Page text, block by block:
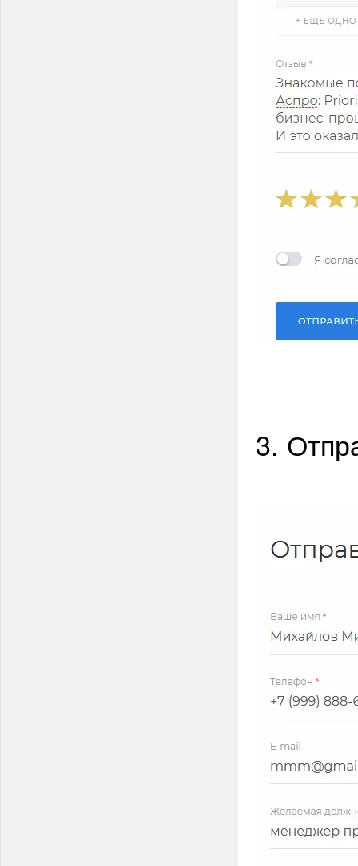
3.